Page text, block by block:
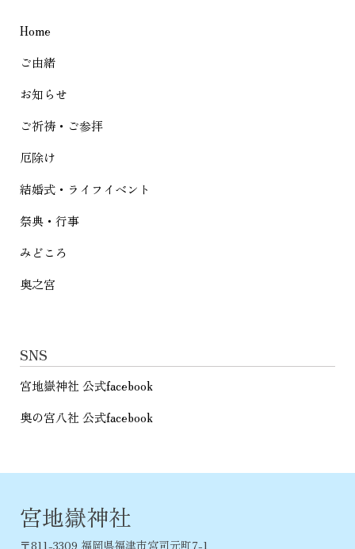
ー
シ
ョ
ン
Home
ご由緒
お知らせ
ご祈祷・ご参拝
厄除け
結婚式・ライフイベント
祭典・行事
みどころ
奥之宮
SNS
宮地嶽神社 公式facebook
奥の宮八社 公式facebook
宮地嶽神社
〒811-3309 福岡県福津市宮司元町7-1